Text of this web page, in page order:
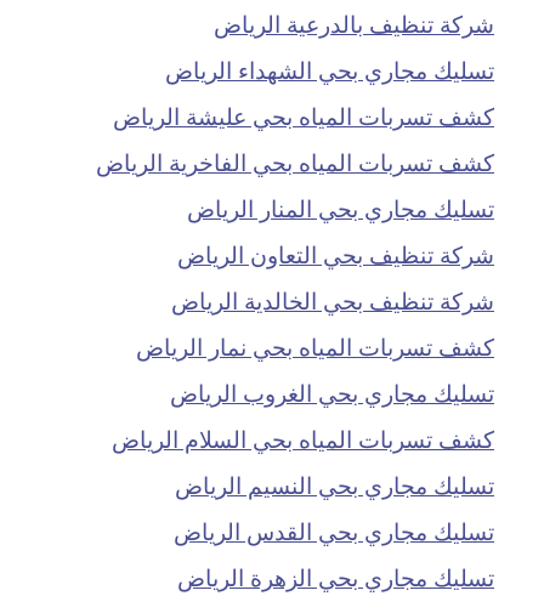
شركة تنظيف بالدرعية الرياض
تسليك مجاري بحي الشهداء الرياض
كشف تسربات المياه بحي عليشة الرياض
كشف تسربات المياه بحي الفاخرية الرياض
تسليك مجاري بحي المنار الرياض
شركة تنظيف بحي التعاون الرياض
شركة تنظيف بحي الخالدية الرياض
كشف تسربات المياه بحي نمار الرياض
تسليك مجاري بحي الغروب الرياض
كشف تسربات المياه بحي السلام الرياض
تسليك مجاري بحي النسيم الرياض
تسليك مجاري بحي القدس الرياض
تسليك مجاري بحي الزهرة الرياض